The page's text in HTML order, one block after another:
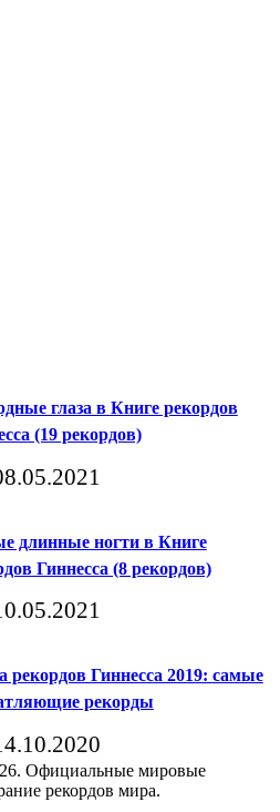
глаза в Книге рекордов
(19 рекордов)
длинные ногти в Книге
Гиннесса (8 рекордов)
рекордов Гиннесса 2019: самые
рекорды
Официальные мировые
рекордов мира.